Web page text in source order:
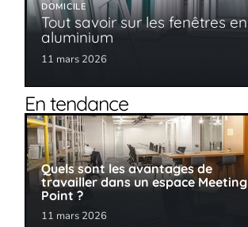
DOMICILE
Tout savoir sur les fenêtres en
aluminium
11 mars 2026
En tendance
Quels sont les avantages de
travailler dans un espace Meeting
Point ?
11 mars 2026